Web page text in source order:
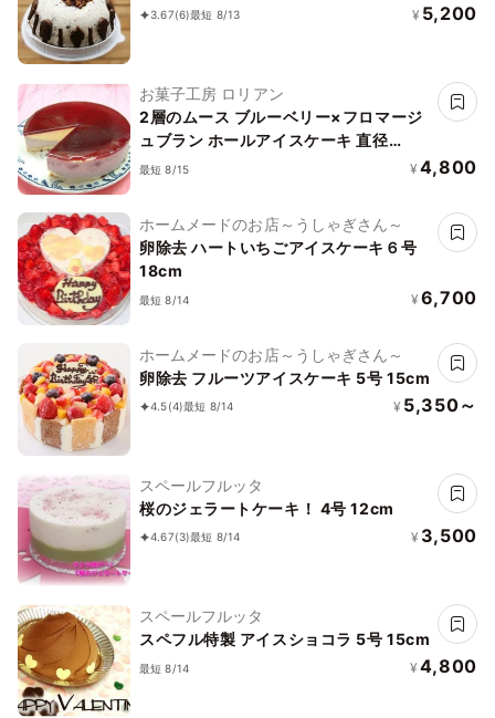
3.67(6)最短 8/13 ¥ 5,200
お菓子工房 ロリアン
2層のムース ブルーベリー×フロマージ
ュブラン ホールアイスケーキ 直径
19cm 高さ5cm「アイス 2026」「お中
最短 8/15 ¥ 4,800
ホームメードのお店～うしゃぎさん～
卵除去 ハートいちごアイスケーキ６号
18cm
最短 8/14 ¥ 6,700
ホームメードのお店～うしゃぎさん～
卵除去 フルーツアイスケーキ 5号 15cm
4.5(4)最短 8/14 ¥ 5,350～
スペールフルッタ
桜のジェラートケーキ！ 4号 12cm
4.67(3)最短 8/14 ¥ 3,500
スペールフルッタ
スペフル特製 アイスショコラ 5号 15cm
最短 8/14 ¥ 4,800